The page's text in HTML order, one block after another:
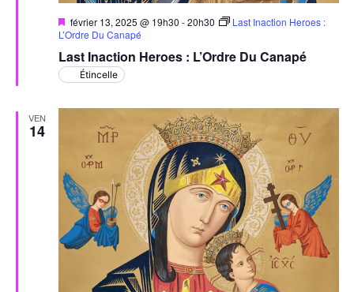
Last Inaction Heroes : L’Ordre Du Canapé
Mis
en
février 13, 2025 @ 19h30 -20h30
Last Inaction Heroes :
L’Ordre Du Canapé
Étincelle
VEN
14